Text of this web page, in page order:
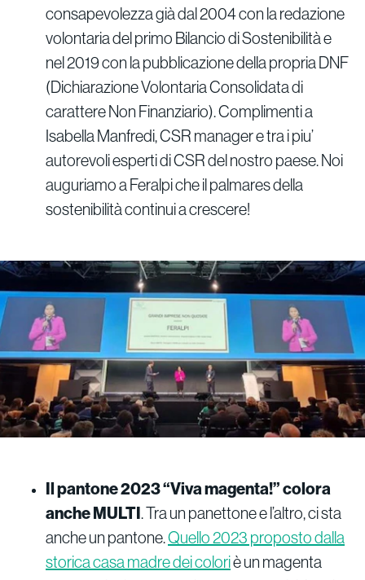
consapevolezza già dal 2004 con la redazione
volontaria del primo Bilancio di Sostenibilità e
nel 2019 con la pubblicazione della propria DNF
(Dichiarazione Volontaria Consolidata di
carattere Non Finanziario). Complimenti a
Isabella Manfredi, CSR manager e tra i piu’
autorevoli esperti di CSR del nostro paese. Noi
auguriamo a Feralpi che il palmares della
sostenibilità continui a crescere!
Il pantone 2023 “Viva magenta!” colora
anche MULTI. Tra un panettone e l’altro, ci sta
anche un pantone.Quello 2023 proposto dalla
storica casa madre dei coloriè un magenta